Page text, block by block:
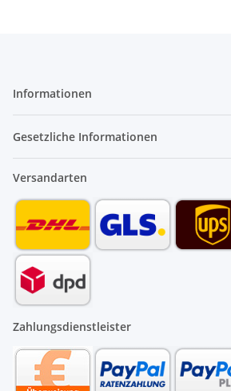
Informationen
Gesetzliche Informationen
Versandarten
Zahlungsdienstleister